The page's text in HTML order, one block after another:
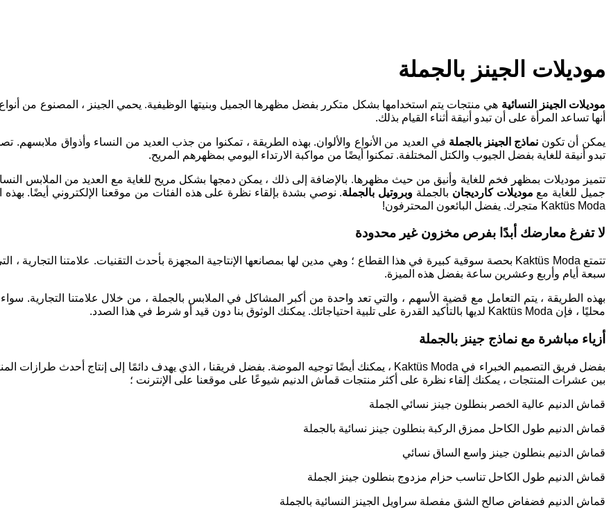
موديلات الجينز بالجملة
موديلات الجينز النسائية هي منتجات يتم استخدامها بشكل متكرر بفضل مظهرها الجميل وبنيتها الوظيفية. يحمي الجينز ، المصنوع من
أنها تساعد المرأة على أن تبدو أنيقة أثناء القيام بذلك.
يمكن أن تكون نماذج الجينز بالجملة في العديد من الأنواع والألوان. بهذه الطريقة ، تمكنوا من جذب العديد من النساء وأذواق
تبدو أنيقة للغاية بفضل الجيوب والكتل المختلفة. تمكنوا أيضًا من مواكبة الارتداء اليومي بمظهرهم المريح.
تتميز موديلات بمظهر فخم للغاية وأنيق من حيث مظهرها. بالإضافة إلى ذلك ، يمكن دمجها بشكل مريح للغاية مع العديد من الملابس
جميل للغاية مع موديلات كارديجان بالجملة وبروتيل بالجملة. نوصي بشدة بإلقاء نظرة على هذه الفئات من موقعنا الإلكتروني أيضًا. بهذه
متجرك. يفضل البائعون المحترفون Kaktüs Moda!
لا تفرغ معارضك أبدًا بفرص مخزون غير محدودة
تتمتع
بحصة سوقية كبيرة في هذا القطاع ؛ وهي مدين لها بمصانعها الإنتاجية المجهزة بأحدث التقنيات. علامتنا التجارية ،
سبعة أيام وأربع وعشرين ساعة بفضل هذه الميزة.
بهذه الطريقة ، يتم التعامل مع قضية الأسهم ، والتي تعد واحدة من أكبر المشاكل في الملابس بالجملة ، من خلال علامتنا التجارية.
محليًا ، فإن
لديها بالتأكيد القدرة على تلبية احتياجاتك. يمكنك الوثوق بنا دون قيد أو شرط في هذا الصدد.
أزياء مباشرة مع نماذج جينز بالجملة
بفضل فريق التصميم الخبراء في
، يمكنك أيضًا توجيه الموضة. بفضل فريقنا ، الذي يهدف دائمًا إلى إنتاج أحدث طرازات
بين عشرات المنتجات ، يمكنك إلقاء نظرة على أكثر منتجات قماش الدنيم شيوعًا على موقعنا على الإنترنت ؛
قماش الدنيم عالية الخصر بنطلون جينز نسائي الجملة
قماش الدنيم طول الكاحل ممزق الركبة بنطلون جينز نسائية بالجملة
قماش الدنيم بنطلون جينز واسع الساق نسائي
قماش الدنيم طول الكاحل تناسب حزام مزدوج بنطلون جينز الجملة
قماش الدنيم فضفاض صالح الشق مفصلة سراويل الجينز النسائية بالجملة